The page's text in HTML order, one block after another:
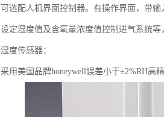
可选配人机界面控制器。有操作界面，带
设定湿度值及含氧量浓度值控制进气系统
湿度传感器：
采用美国品牌honeywell误差小于±2%RH高